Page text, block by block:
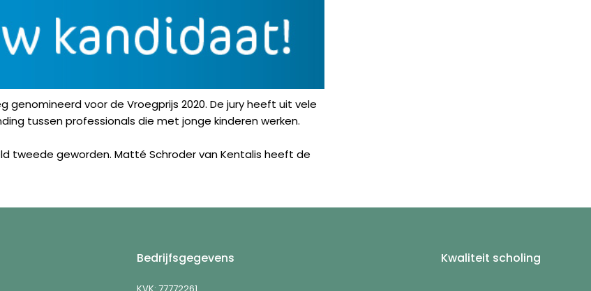
genomineerd voor de Vroegprijs 2020. De jury heeft uit vele
tussen professionals die met jonge kinderen werken.
tweede geworden. Matté Schroder van Kentalis heeft de
Bedrijfsgegevens Kwaliteit scholing